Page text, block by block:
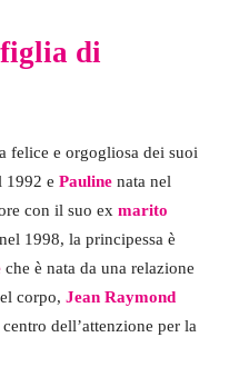
di
felice e orgogliosa dei suoi
1992 e Pauline nata nel
con il suo ex marito
1998, la principessa è
che è nata da una relazione
corpo, Jean Raymond
dell’attenzione per la